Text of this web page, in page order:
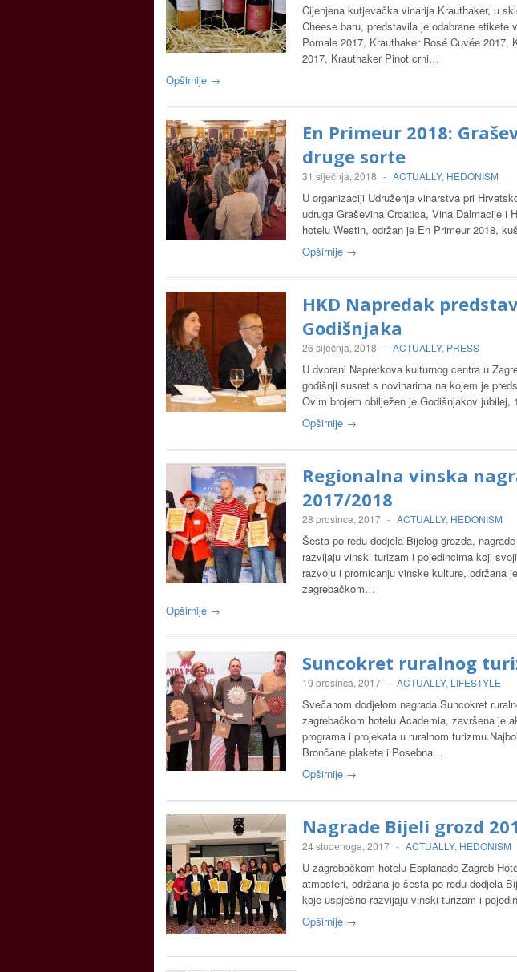
Cijenjena kutjevačka vinarija Krauthaker, u
Cheese baru, predstavila je odabrane etikete
Pomale 2017, Krauthaker Rosé Cuvée 2017,
2017, Krauthaker Pinot crni…
Opširnije →
En Primeur 2018:
druge sorte
31 siječnja, 2018 - ACTUALLY, HEDONISM
U organizaciji Udruženja vinarstva pri
udruga Graševina Croatica, Vina Dalmacije i
hotelu Westin, održan je En Primeur 2018,
Opširnije →
HKD Napredak
Godišnjaka
26 siječnja, 2018 - ACTUALLY, PRESS
U dvorani Napretkova kulturnog centra u
godišnji susret s novinarima na kojem je
Ovim brojem obilježen je Godišnjakov jubilej,
Opširnije →
Regionalna vinska
2017/2018
28 prosinca, 2017 - ACTUALLY, HEDONISM
Šesta po redu dodjela Bijelog grozda,
razvijaju vinski turizam i pojedincima koji
razvoju i promicanju vinske kulture, održana
zagrebačkom…
Opširnije →
Suncokret ruralnog
19 prosinca, 2017 - ACTUALLY, LIFESTYLE
Svečanom dodjelom nagrada Suncokret
zagrebačkom hotelu Academia, završena je
programa i projekata u ruralnom
Brončane plakete i Posebna…
Opširnije →
Nagrade Bijeli grozd
24 studenoga, 2017 - ACTUALLY, HEDONISM
U zagrebačkom hotelu Esplanade Zagreb
atmosferi, održana je šesta po redu dodjela
koje uspješno razvijaju vinski turizam i
Opširnije →